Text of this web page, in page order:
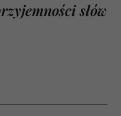
słów